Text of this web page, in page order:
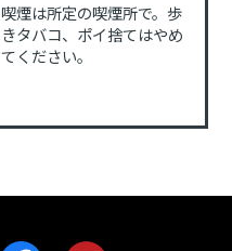
喫煙は所定の喫煙所で。歩
きタバコ、ポイ捨てはやめ
てください。